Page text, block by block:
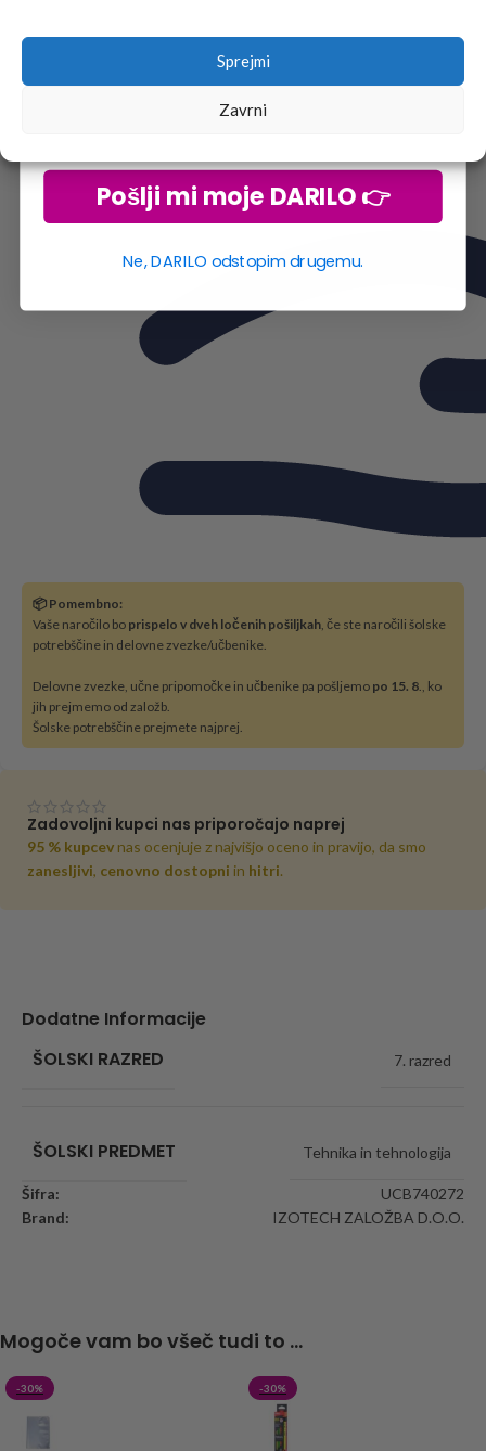
Sprejmi
Zavrni
📦 Pomembno:
Vaše naročilo bo prispelo v dveh ločenih pošiljkah, če ste naročili šolske
potrebščine in delovne zvezke/učbenike.
Delovne zvezke, učne pripomočke in učbenike pa pošljemo po 15. 8., ko
jih prejmemo od založb.
Šolske potrebščine prejmete najprej.
Zadovoljni kupci nas priporočajo naprej
95 % kupcev nas ocenjuje z najvišjo oceno in pravijo, da smo
zanesljivi, cenovno dostopni in hitri.
Dodatne Informacije
ŠOLSKI RAZRED
7. razred
ŠOLSKI PREDMET Tehnika in tehnologija
Šifra:
UCB740272
Brand:
IZOTECH ZALOŽBA D.O.O.
Mogoče vam bo všeč tudi to ...
-30% -30%
Pošlji mi moje DARILO 👉
Ne, DARILO odstopim drugemu.